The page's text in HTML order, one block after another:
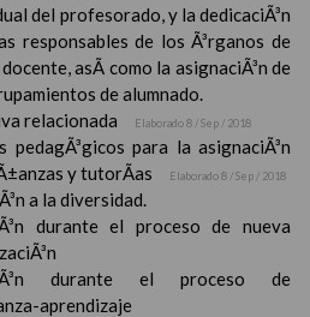
del profesorado, y la dedicaciÃ³n
responsables de los Ã³rganos de
asÃ­ como la asignaciÃ³n de
de alumnado.
relacionada
Elaborado 8 / Sep / 2018
pedagÃ³gicos para la asignaciÃ³n
y tutorÃ­as
Elaborado 8 / Sep / 2018
a la diversidad.
durante el proceso de nueva
durante el proceso de
aprendizaje